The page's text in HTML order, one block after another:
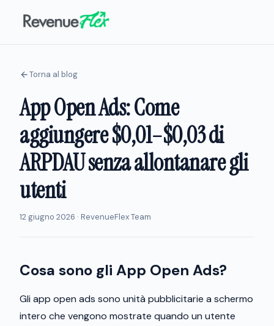
Torna al blog
App Open Ads: Come
aggiungere $0,01–$0,03 di
ARPDAU senza allontanare gli
utenti
12 giugno 2026 · RevenueFlex Team
Cosa sono gli App Open Ads?
Gli app open ads sono unità pubblicitarie a schermo
intero che vengono mostrate quando un utente